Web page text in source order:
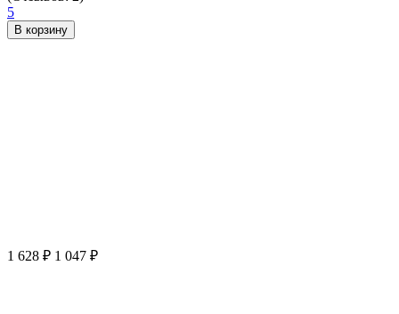
5
В корзину
1 628 ₽ 1 047 ₽